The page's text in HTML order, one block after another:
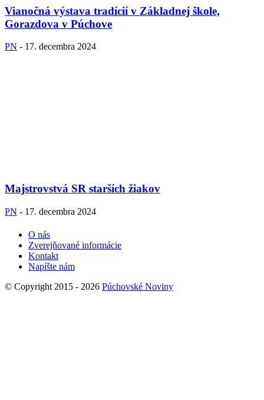
Vianočná výstava tradícií v Základnej škole,
Gorazdova v Púchove
PN - 17. decembra 2024
Majstrovstvá SR starších žiakov
PN - 17. decembra 2024
O nás
Zverejňované informácie
Kontakt
Napíšte nám
© Copyright 2015 - 2026 Púchovské Noviny